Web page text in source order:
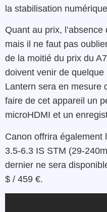
la stabilisation
Quant au prix,
mais il ne faut pas
de la moitié du prix du
doivent venir de
Lantern sera en mesure
faire de cet appareil un
microHDMI et un
Canon offrira également
3.5-6.3 IS STM (29-
dernier ne sera
$ / 459 €.